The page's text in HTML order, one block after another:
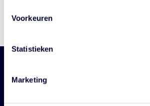
Voorkeuren
Statistieken
Marketing